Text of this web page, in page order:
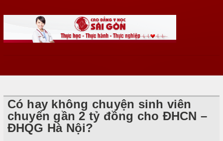
Có hay không chuyện sinh viên
chuyển gần 2 tỷ đồng cho ĐHCN –
ĐHQG Hà Nội?